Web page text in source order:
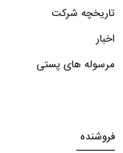
تاریخچه شرکت
اخبار
مرسوله های پستی
فروشنده